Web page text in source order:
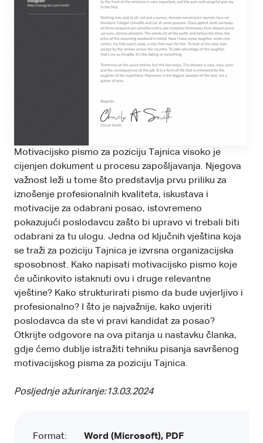
Motivacijsko pismo za poziciju Tajnica visoko je
cijenjen dokument u procesu zapošljavanja. Njegova
važnost leži u tome što predstavlja prvu priliku za
iznošenje profesionalnih kvaliteta, iskustava i
motivacije za odabrani posao, istovremeno
pokazujući poslodavcu zašto bi upravo vi trebali biti
odabrani za tu ulogu. Jedna od ključnih vještina koja
se traži za poziciju Tajnica je izvrsna organizacijska
sposobnost. Kako napisati motivacijsko pismo koje
će učinkovito istaknuti ovu i druge relevantne
vještine? Kako strukturirati pismo da bude uvjerljivo i
profesionalno? I što je najvažnije, kako uvjeriti
poslodavca da ste vi pravi kandidat za posao?
Otkrijte odgovore na ova pitanja u nastavku članka,
gdje ćemo dublje istražiti tehniku pisanja savršenog
motivacijskog pisma za poziciju Tajnica.
Posljednje ažuriranje:13.03.2024
Format:
Word (Microsoft), PDF